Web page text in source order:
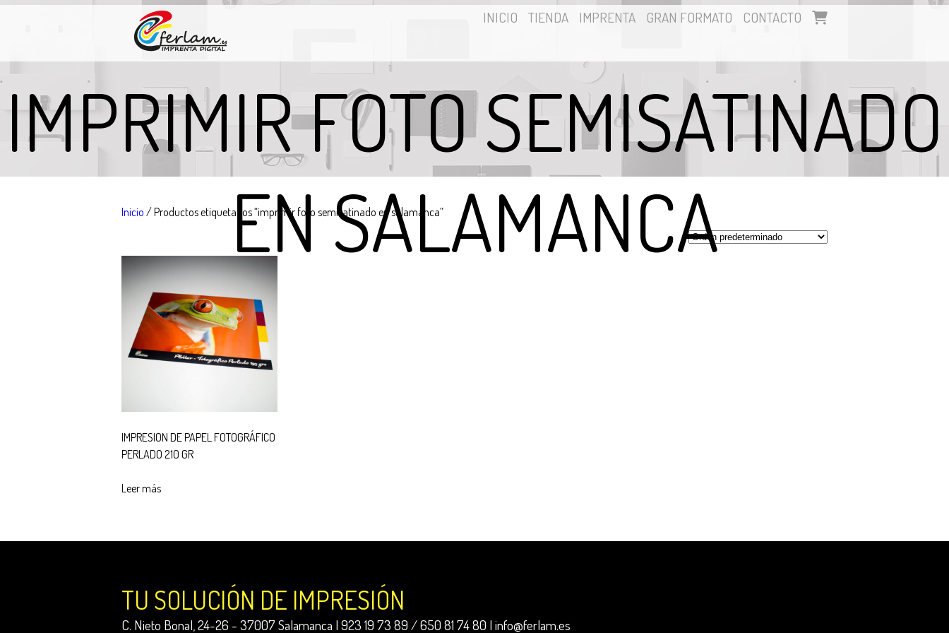
INICIO TIENDA IMPRENTA GRAN FORMATO CONTACTO
IMPRIMIR FOTO SEMISATINADO
EN SALAMANCA
Inicio / Productos etiquetados “imprimir foto semisatinado en salamanca”
IMPRESION DE PAPEL FOTOGRÁFICO
PERLADO 210 GR
Leer más
TU SOLUCIÓN DE IMPRESIÓN
C. Nieto Bonal, 24-26 - 37007 Salamanca | 923 19 73 89 / 650 81 74 80 | info@ferlam.es